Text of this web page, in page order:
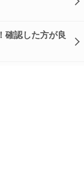
確認した方が良